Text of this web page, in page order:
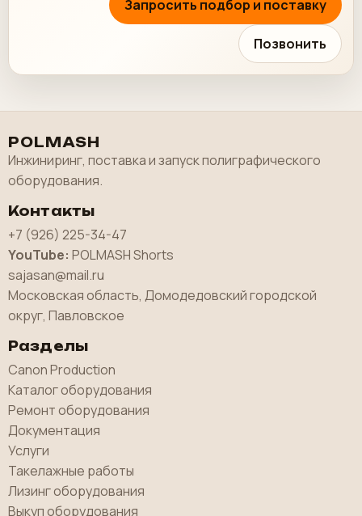
Запросить подбор и поставку
Позвонить
POLMASH
Инжиниринг, поставка и запуск полиграфического
оборудования.
Контакты
+7 (926) 225-34-47
YouTube: POLMASH Shorts
sajasan@mail.ru
Московская область, Домодедовский городской
округ, Павловское
Разделы
Canon Production
Каталог оборудования
Ремонт оборудования
Документация
Услуги
Такелажные работы
Лизинг оборудования
Выкуп оборудования